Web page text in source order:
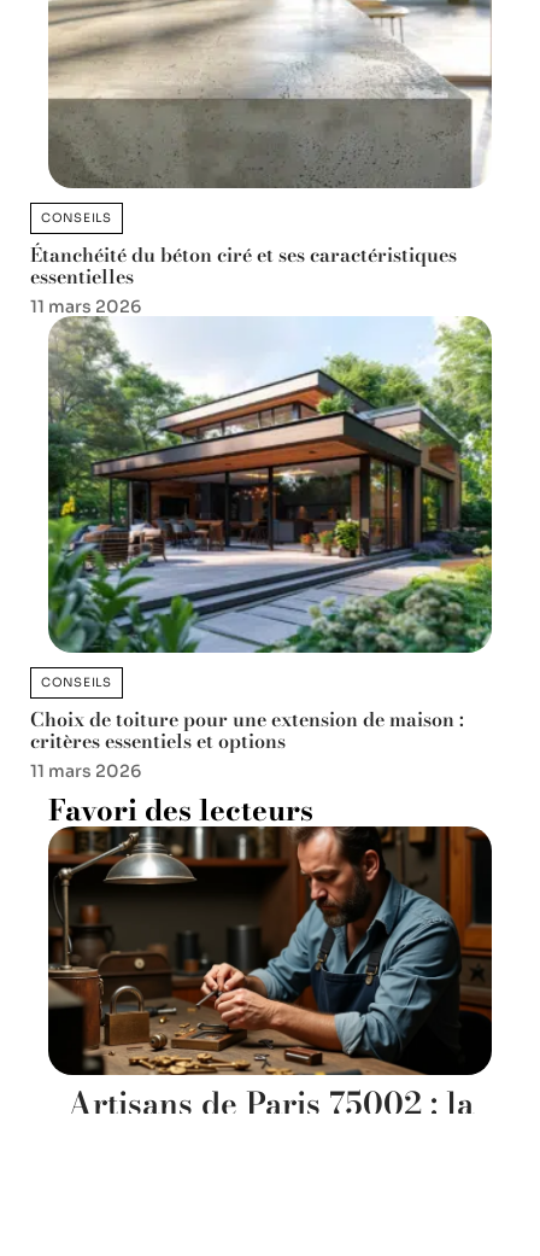
CONSEILS
Étanchéité du béton ciré et ses caractéristiques
essentielles
11 mars 2026
CONSEILS
Choix de toiture pour une extension de maison :
critères essentiels et options
11 mars 2026
Favori des lecteurs
Artisans de Paris 75002 : la